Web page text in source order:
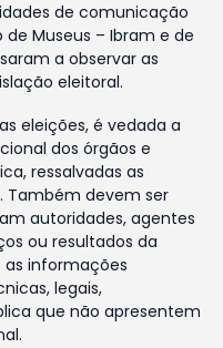
de comunicação
Museus – Ibram e de
a observar as
eleitoral.
eleições, é vedada a
dos órgãos e
ressalvadas as
Também devem ser
autoridades, agentes
ou resultados da
informações
legais,
que não apresentem